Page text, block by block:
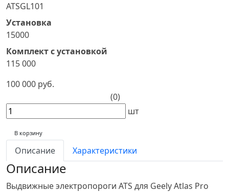
ATSGL101
Установка
15000
Комплект с установкой
115 000
100 000 руб.
(0)
шт
В корзину
Описание Характеристики
Описание
Выдвижные электропороги ATS для Geely Atlas Pro